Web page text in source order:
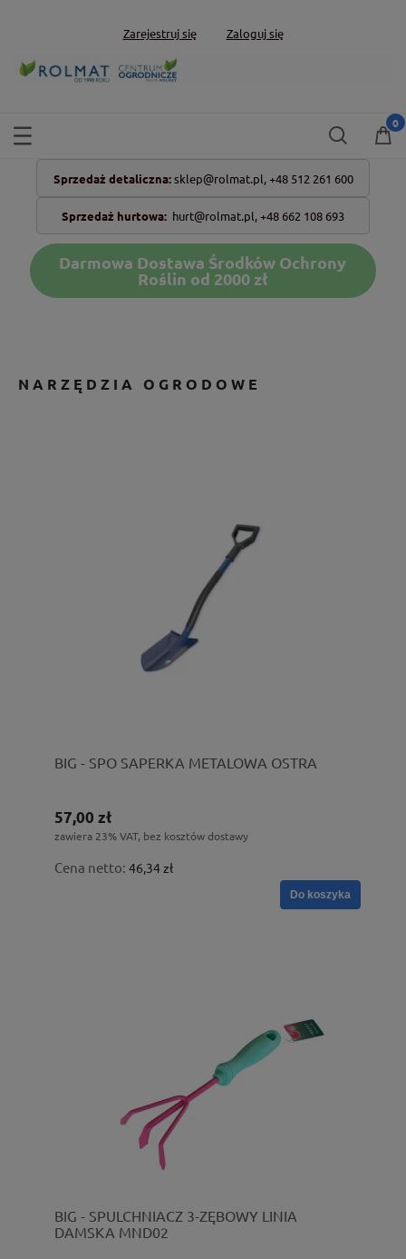
Zarejestruj się Zaloguj się
Sprzedaż detaliczna: sklep@rolmat.pl, +48 512 261 600
Sprzedaż hurtowa: hurt@rolmat.pl,+48 662 108 693
Darmowa Dostawa Środków Ochrony
Roślin od 2000 zł
NARZĘDZIA OGRODOWE
BIG - SPO SAPERKA METALOWA OSTRA
57,00 zł
zawiera 23% VAT, bez kosztów dostawy
Cena netto: 46,34 zł
Do koszyka
BIG - SPULCHNIACZ 3-ZĘBOWY LINIA
DAMSKA MND02